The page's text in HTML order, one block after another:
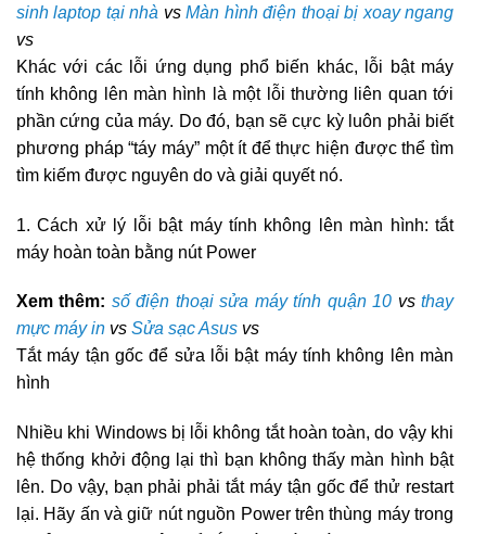
sinh laptop tại nhà vsMàn hình điện thoại bị xoay ngang
vs
Khác với các lỗi ứng dụng phổ biến khác, lỗi bật máy
tính không lên màn hình là một lỗi thường liên quan tới
phần cứng của máy. Do đó, bạn sẽ cực kỳ luôn phải biết
phương pháp “táy máy” một ít để thực hiện được thể tìm
tìm kiếm được nguyên do và giải quyết nó.
1. Cách xử lý lỗi bật máy tính không lên màn hình: tắt
máy hoàn toàn bằng nút Power
Xem thêm: số điện thoại sửa máy tính quận 10 vsthay
mực máy in vs Sửa sạc Asus vs
Tắt máy tận gốc để sửa lỗi bật máy tính không lên màn
hình
Nhiều khi Windows bị lỗi không tắt hoàn toàn, do vậy khi
hệ thống khởi động lại thì bạn không thấy màn hình bật
lên. Do vậy, bạn phải phải tắt máy tận gốc để thử restart
lại. Hãy ấn và giữ nút nguồn Power trên thùng máy trong